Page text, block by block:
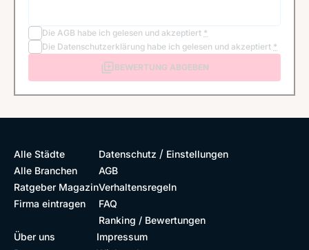
Die AGB habe ich gelesen und akzeptiert *
Die Datenschutzerklärung habe ich gelesen und akzeptiert *
BEWERTUNG ABGEBEN
Alle Städte
Alle Branchen
Ratgeber Magazin
Firma eintragen
Datenschutz / Einstellungen
AGB
Verhaltensregeln
FAQ
Ranking / Bewertungen
Über uns
Impressum